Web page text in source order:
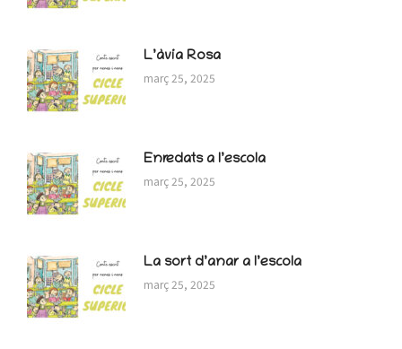
L’àvia Rosa
març 25, 2025
Enredats a l’escola
març 25, 2025
La sort d’anar a l’escola
març 25, 2025